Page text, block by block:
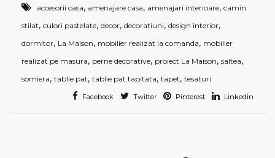
accesorii casa, amenajare casa, amenajari interioare, camin
stilat, culori pastelate, decor, decoratiuni, design interior,
dormitor, La Maison, mobilier realizat la comanda, mobilier
realizat pe masura, perne decorative, proiect La Maison, saltea,
somiera, tablie pat, tablie pat tapitata, tapet, tesaturi
Facebook Twitter Pinterest Linkedin